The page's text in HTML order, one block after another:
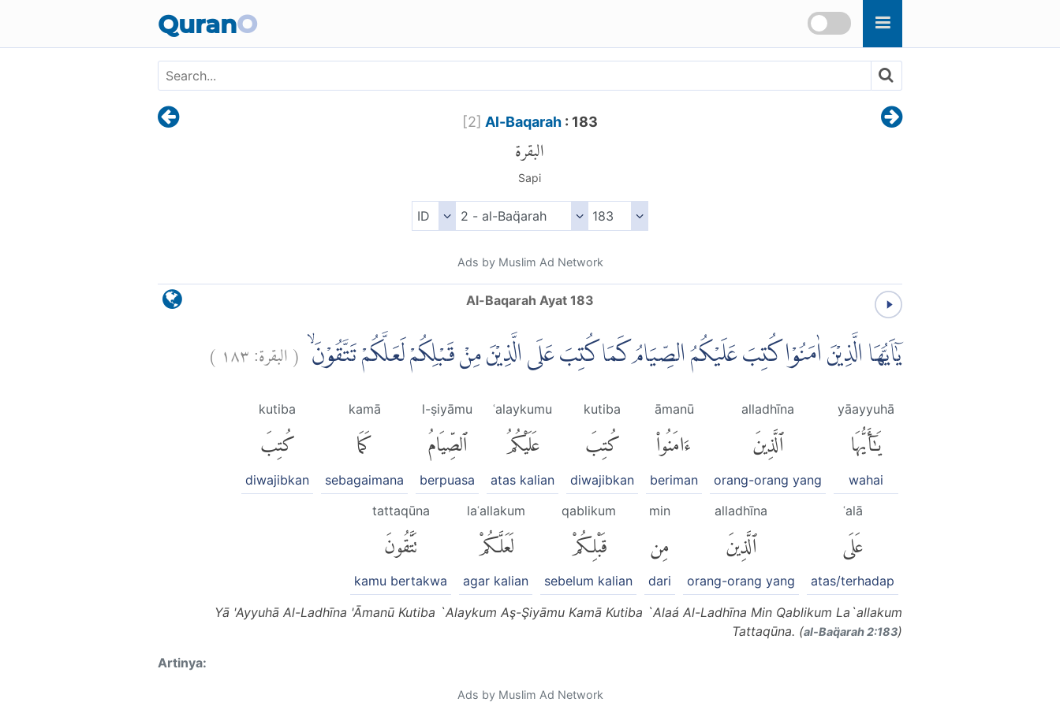
QuranO
[2] Al-Baqarah: 183
البقرة
Sapi
Ads by Muslim Ad Network
Al-Baqarah Ayat 183
يٰٓاَيُّهَا الَّذِيْنَ اٰمَنُوْا كُتِبَ عَلَيْكُمُ الصِّيَامُ كَمَا كُتِبَ عَلَى الَّذِيْنَ مِنْ قَبْلِكُمْ لَعَلَّكُمْ تَتَّقُوْنَۙ (البقرة:١٨٣ )
yāayyuhā
يَٰٓأَيُّهَا
wahai
alladhīna
ٱلَّذِينَ
orang-orang yang
āmanū
ءَامَنُوا۟
beriman
kutiba
كُتِبَ
diwajibkan
ʿalaykumu
عَلَيْكُمُ
atas kalian
l-ṣiyāmu
ٱلصِّيَامُ
berpuasa
kamā
كَمَا
sebagaimana
kutiba
كُتِبَ
diwajibkan
ʿalā
عَلَى
atas/terhadap
alladhīna
ٱلَّذِينَ
orang-orang yang
min
مِن
dari
qablikum
قَبْلِكُمْ
sebelum kalian
laʿallakum
لَعَلَّكُمْ
agar kalian
tattaqūna
تَتَّقُونَ
kamu bertakwa
Yā 'Ayyuhā Al-Ladhīna 'Āmanū Kutiba `Alaykum Aş-Şiyāmu Kamā Kutiba `Alaá Al-Ladhīna Min Qablikum La`allakum
Tattaqūna. (al-Baq̈arah 2:183)
Artinya:
Ads by Muslim Ad Network